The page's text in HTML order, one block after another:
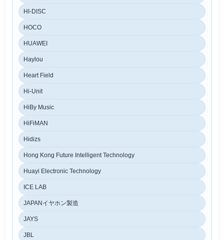
HI-DISC
HOCO
HUAWEI
Haylou
Heart Field
Hi-Unit
HiBy Music
HiFiMAN
Hidizs
Hong Kong Future Intelligent Technology
Huayi Electronic Technology
ICE LAB
JAPANイヤホン製造
JAYS
JBL